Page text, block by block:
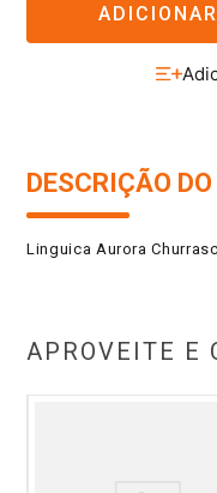
DESCRIÇÃO
Linguica Aurora
APROVEITE E